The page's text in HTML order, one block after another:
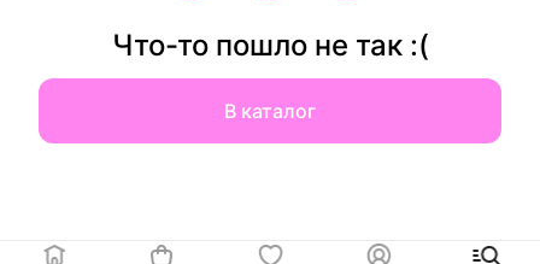
Что-то пошло не так :(
В каталог